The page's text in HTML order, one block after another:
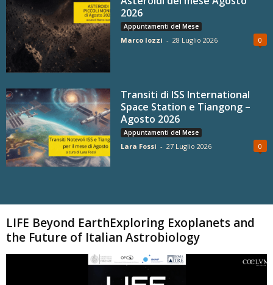
2026
Appuntamenti del Mese
Marco Iozzi - 28 Luglio 2026 0
Transiti di ISS International
Space Station e Tiangong –
Agosto 2026
Appuntamenti del Mese
Lara Fossi - 27 Luglio 2026 0
LIFE Beyond EarthExploring Exoplanets and
the Future of Italian Astrobiology